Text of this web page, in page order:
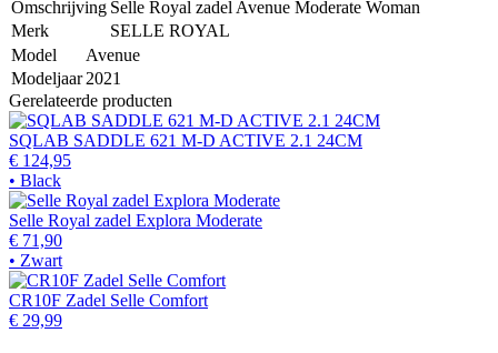
Omschrijving Selle Royal zadel Avenue Moderate Woman
Merk
SELLE ROYAL
Model
Avenue
Modeljaar 2021
Gerelateerde producten
SQLAB SADDLE 621 M-D ACTIVE 2.1 24CM
€ 124,95
• Black
Selle Royal zadel Explora Moderate
€ 71,90
• Zwart
CR10F Zadel Selle Comfort
€ 29,99